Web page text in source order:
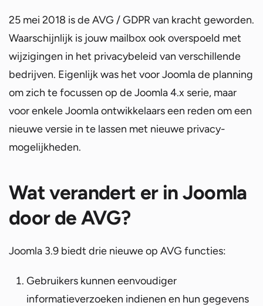
25 mei 2018 is de AVG / GDPR van kracht geworden.
Waarschijnlijk is jouw mailbox ook overspoeld met
wijzigingen in het privacybeleid van verschillende
bedrijven. Eigenlijk was het voor Joomla de planning
om zich te focussen op de Joomla 4.x serie, maar
voor enkele Joomla ontwikkelaars een reden om een
nieuwe versie in te lassen met nieuwe privacy-
mogelijkheden.
Wat verandert er in Joomla
door de AVG?
Joomla 3.9 biedt drie nieuwe op AVG functies:
Gebruikers kunnen eenvoudiger
informatieverzoeken indienen en hun gegevens